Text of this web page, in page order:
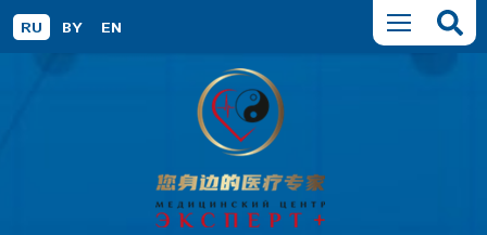
RU BY EN